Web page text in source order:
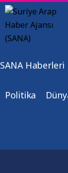
SANA Haberleri
Politika